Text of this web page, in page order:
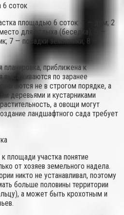
площадью 6 соток: 1 — дом; 2
для отдыха (беседка); 5 —
7 — посадки земляники; 8 —
планировка, приближена к
высаживаются по заранее
не в строгом порядке, а
деревьями и кустарниками
а овощи могут
ландшафтного сада требует
площади участка понятие
от хозяев земельного надела.
никто не устанавливал, поэтому
больше половины территории
а может быть крохотным и